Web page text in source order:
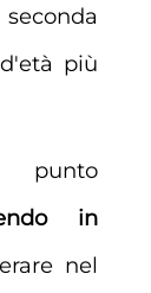
più
punto
in
nel